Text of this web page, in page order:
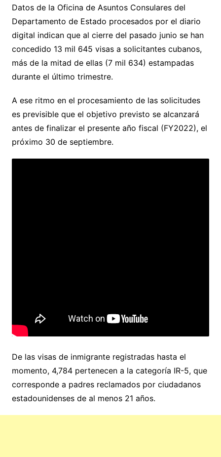
Datos de la Oficina de Asuntos Consulares del
Departamento de Estado procesados por el diario
digital indican que al cierre del pasado junio se han
concedido 13 mil 645 visas a solicitantes cubanos,
más de la mitad de ellas (7 mil 634) estampadas
durante el último trimestre.
A ese ritmo en el procesamiento de las solicitudes
es previsible que el objetivo previsto se alcanzará
antes de finalizar el presente año fiscal (FY2022), el
próximo 30 de septiembre.
De las visas de inmigrante registradas hasta el
momento, 4,784 pertenecen a la categoría IR-5, que
corresponde a padres reclamados por ciudadanos
estadounidenses de al menos 21 años.